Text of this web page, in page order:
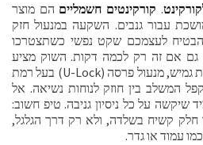
. קורקינטים חשמליים הם מוצר
עבור גנבים. השקעה במנעול חזק
לעצמכם שקט נפשי כשתצטרכו
גם אם זה רק לכמה דקות. השוק מציע
סוגים שונים, כמו מנעול שרשרת גמיש, מנעול פרסה (U-Lock) בעל רמת
המשלב בין חוזק לנוחות נשיאה. אל
שיקשה על כל ניסיון גניבה. טיפ חשוב:
חלק קשיח בשלדה, ולא רק דרך הגלגל,
עמוד או גדר.